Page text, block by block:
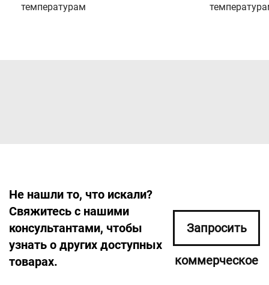
температурам
Не нашли то, что искали?
Свяжитесь с нашими
консультантами, чтобы
узнать о других доступных
товарах.
Запросить
коммерческое